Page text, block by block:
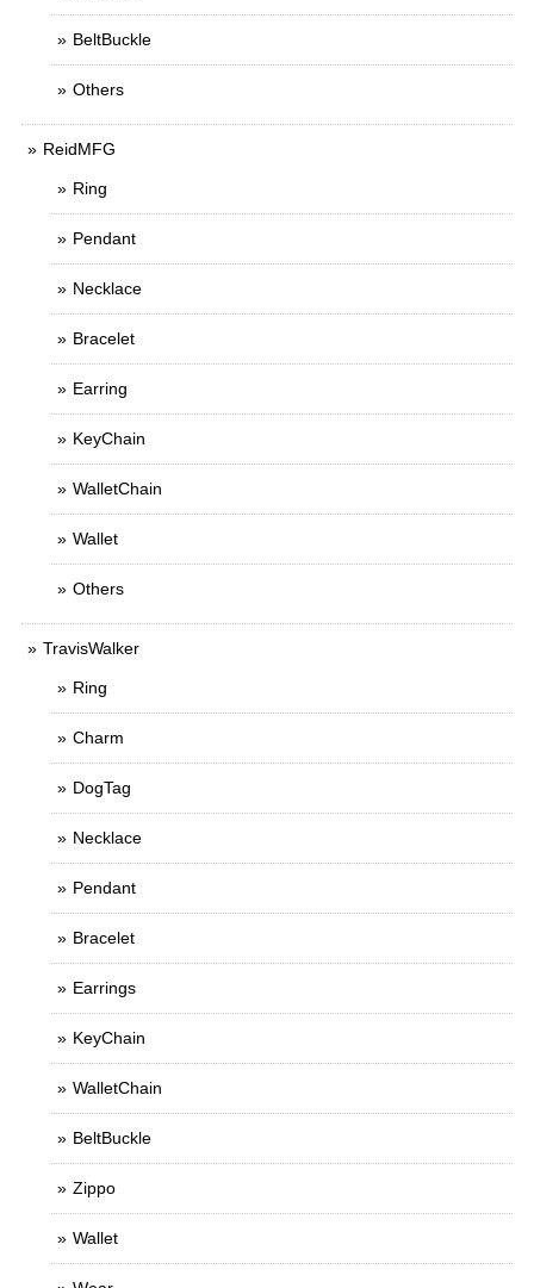
BeltBuckle
Others
ReidMFG
Ring
Pendant
Necklace
Bracelet
Earring
KeyChain
WalletChain
Wallet
Others
TravisWalker
Ring
Charm
DogTag
Necklace
Pendant
Bracelet
Earrings
KeyChain
WalletChain
BeltBuckle
Zippo
Wallet